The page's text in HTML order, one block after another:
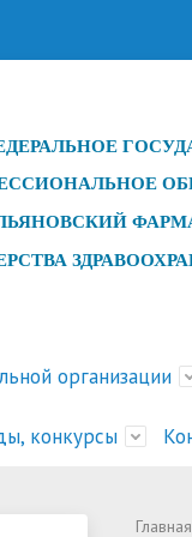
организации
конкурсы
Главная